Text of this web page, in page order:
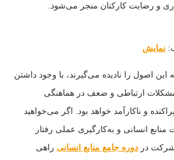
و رضایت کارکنان منجر می‌شود.
نمایش
این اصول را نادیده می‌گیرند، با وجود داشتن
مشکلات ارتباطی و ضعف در هماهنگی
و ناکارآمد خواهد بود. اگر می‌خواهید
انسانی و به‌کارگیری عملی رفتار
شرکت در دوره جامع منابع انسانی راهی